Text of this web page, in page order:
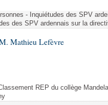
- Inquiétudes des SPV
des SPV ardennais sur la
Mathieu Lefèvre
REP du collège